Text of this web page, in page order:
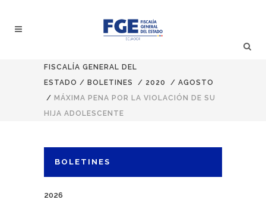
FISCALÍA GENERAL DEL
ESTADO / BOLETINES / 2020 / AGOSTO
/ MÁXIMA PENA POR LA VIOLACIÓN DE SU
HIJA ADOLESCENTE
BOLETINES
2026